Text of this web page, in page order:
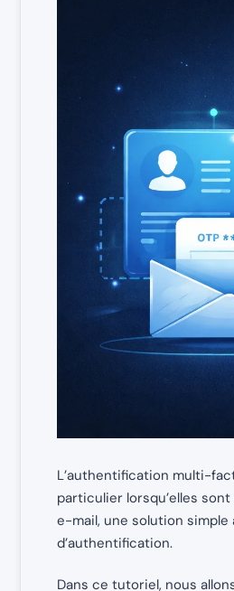
L’authentification multi-
particulier lorsqu’elles
e-mail, une solution
d’authentification.
Dans ce tutoriel, nous